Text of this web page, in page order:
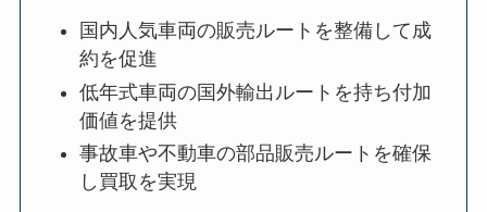
国内人気車両の販売ルートを整備して成
約を促進
低年式車両の国外輸出ルートを持ち付加
価値を提供
事故車や不動車の部品販売ルートを確保
し買取を実現